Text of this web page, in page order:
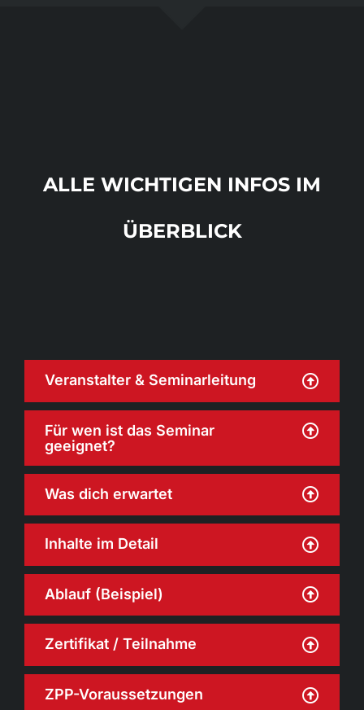
ALLE WICHTIGEN INFOS IM
ÜBERBLICK
Veranstalter & Seminarleitung
Für wen ist das Seminar
geeignet?
Was dich erwartet
Inhalte im Detail
Ablauf (Beispiel)
Zertifikat / Teilnahme
ZPP-Voraussetzungen